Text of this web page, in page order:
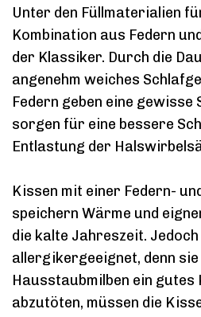
Unter den Füllmaterialien
Kombination aus Federn
der Klassiker. Durch die
angenehm weiches
Federn geben eine
sorgen für eine bessere
Entlastung der
Kissen mit einer Federn-
speichern Wärme und
die kalte Jahreszeit.
allergikergeeignet, denn
Hausstaubmilben ein gutes
abzutöten, müssen die